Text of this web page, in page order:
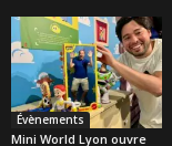
Évènements
Mini World Lyon ouvre